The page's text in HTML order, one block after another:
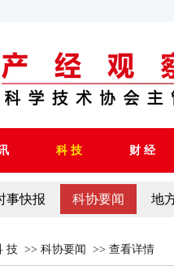
科 技 财 经
事快报 科协要闻 地
技 >> 科协要闻 >> 查看详情